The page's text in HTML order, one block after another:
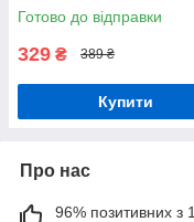
Готово до відправки
329 ₴ 389 ₴
Купити
Про нас
96% позитивних з